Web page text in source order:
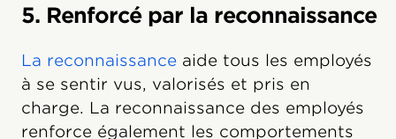
5. Renforcé par la reconnaissance
La reconnaissance aide tous les employés
à se sentir vus, valorisés et pris en
charge. La reconnaissance des employés
renforce également les comportements